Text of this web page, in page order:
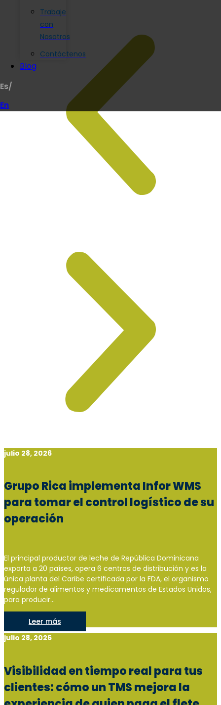
Trabaje
con
Nosotros
Contáctenos
Blog
Es/
En
julio 28, 2026
Grupo Rica implementa Infor WMS
para tomar el control logístico de su
operación
El principal productor de leche de República Dominicana
exporta a 20 países, opera 6 centros de distribución y es la
única planta del Caribe certificada por la FDA, el organismo
regulador de alimentos y medicamentos de Estados Unidos,
para producir...
Leer más
julio 28, 2026
Visibilidad en tiempo real para tus
clientes: cómo un TMS mejora la